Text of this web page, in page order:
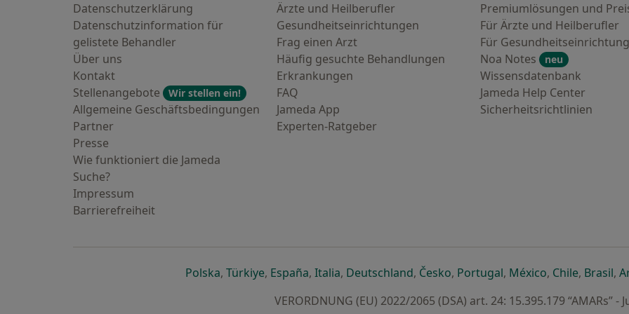
Datenschutzerklärung
Datenschutzinformation für
gelistete Behandler
Über uns
Kontakt
Stellenangebote
Wir stellen ein!
Allgemeine Geschäftsbedingungen
Partner
Presse
Wie funktioniert die Jameda
Suche?
Impressum
Barrierefreiheit
Ärzte und Heilberufler
Gesundheitseinrichtungen
Frag einen Arzt
Häufig gesuchte Behandlungen
Erkrankungen
FAQ
Jameda App
Experten-Ratgeber
Premiumlösungen und
Für Ärzte und Heilberufler
Für
Noa Notes
neu
Wissensdatenbank
Jameda Help Center
Sicherheitsrichtlinien
Polskaöffnet in einer neuen Registerkarte
, Türkiyeöffnet in einer neuen Registerkarte
, Españaöffnet in einer neuen Registerkarte
, Italiaöffnet in einer neuen Registerkarte
, Deutschlandöffnet in einer neuen Registerkarte
, Českoöffnet in einer neuen
, Portugalöffnet in einer neuen
, Méxicoöffnet in einer
, Chileöffnet in
, Brasil,
VERORDNUNG (EU) 2022/2065 (DSA) art. 24: 15.395.179 “AMARs” -